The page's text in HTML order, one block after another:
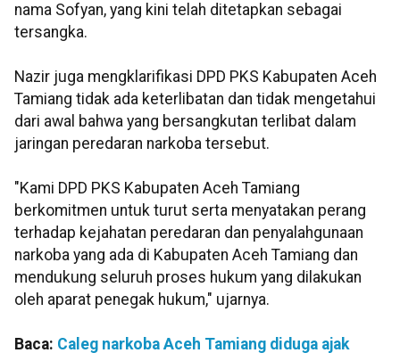
nama Sofyan, yang kini telah ditetapkan sebagai
tersangka.
Nazir juga mengklarifikasi DPD PKS Kabupaten Aceh
Tamiang tidak ada keterlibatan dan tidak mengetahui
dari awal bahwa yang bersangkutan terlibat dalam
jaringan peredaran narkoba tersebut.
"Kami DPD PKS Kabupaten Aceh Tamiang
berkomitmen untuk turut serta menyatakan perang
terhadap kejahatan peredaran dan penyalahgunaan
narkoba yang ada di Kabupaten Aceh Tamiang dan
mendukung seluruh proses hukum yang dilakukan
oleh aparat penegak hukum," ujarnya.
Baca: Caleg narkoba Aceh Tamiang diduga ajak